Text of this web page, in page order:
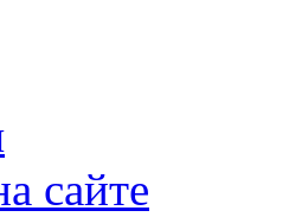
сайте